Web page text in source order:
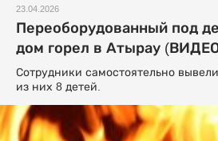
23.04.2026
Переоборудованный под
дом горел в Атырау
Сотрудники самостоятельно
из них 8 детей.